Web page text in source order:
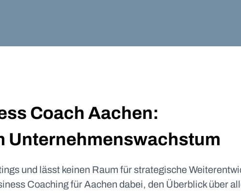
Coach Aachen:
Unternehmenswachstum
und lässt keinen Raum für strategische
Coaching für Aachen dabei, den Überblick über